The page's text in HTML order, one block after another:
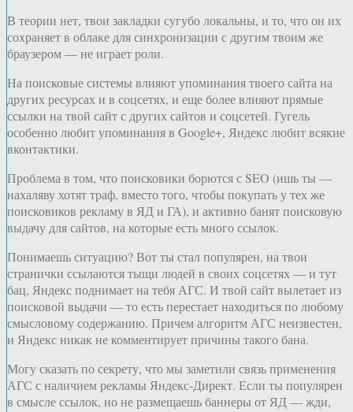
В теории нет, твои закладки сугубо локальны, и то, что он их
сохраняет в облаке для синхронизации с другим твоим же
браузером — не играет роли.
На поисковые системы влияют упоминания твоего сайта на
других ресурсах и в соцсетях, и еще более влияют прямые
ссылки на твой сайт с других сайтов и соцсетей. Гугель
особенно любит упоминания в Google+, Яндекс любит всякие
вконтактики.
Проблема в том, что поисковики борются с SEO (ишь ты —
нахаляву хотят траф, вместо того, чтобы покупать у тех же
поисковиков рекламу в ЯД и ГА), и активно банят поисковую
выдачу для сайтов, на которые есть много ссылок.
Понимаешь ситуацию? Вот ты стал популярен, на твои
странички ссылаются тыщи людей в своих соцсетях — и тут
бац, Яндекс поднимает на тебя АГС. И твой сайт вылетает из
поисковой выдачи — то есть перестает находиться по любому
смысловому содержанию. Причем алгоритм АГС неизвестен,
и Яндекс никак не комментирует причины такого бана.
Могу сказать по секрету, что мы заметили связь применения
АГС с наличием рекламы Яндекс-Директ. Если ты популярен
в смысле ссылок, но не размещаешь баннеры от ЯД — жди,